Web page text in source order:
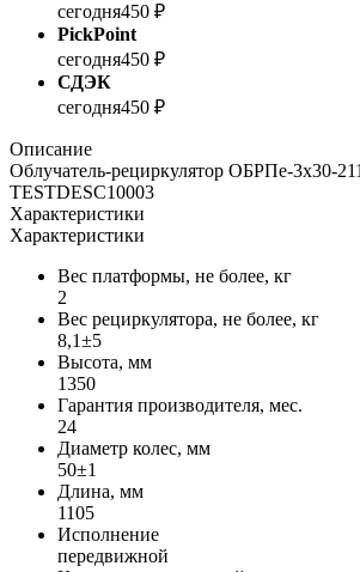
сегодня450 ₽
PickPoint
сегодня450 ₽
СДЭК
сегодня450 ₽
Описание
Облучатель-рециркулятор ОБРПе-3x30-
TESTDESC10003
Характеристики
Характеристики
Вес платформы, не более, кг
2
Вес рециркулятора, не более, кг
8,1±5
Высота, мм
1350
Гарантия производителя, мес.
24
Диаметр колес, мм
50±1
Длина, мм
1105
Исполнение
передвижной